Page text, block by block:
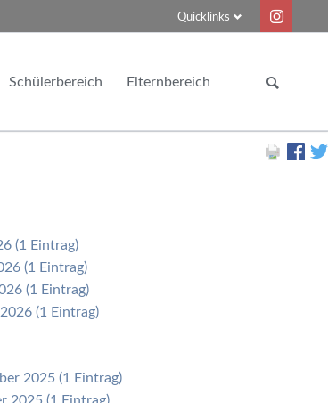
Quicklinks
Schülerbereich Elternbereich
(1 Eintrag)
(1 Eintrag)
(1 Eintrag)
(1 Eintrag)
2025 (1 Eintrag)